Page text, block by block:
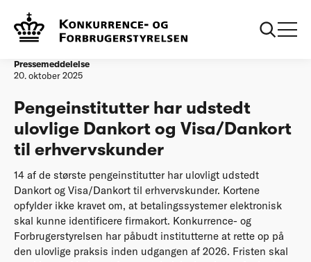
Forside
Visa/Dankort til erhvervskunder
Pressemeddelelse
20. oktober 2025
Pengeinstitutter har udstedt
ulovlige Dankort og Visa/Dankort
til erhvervskunder
14 af de største pengeinstitutter har ulovligt udstedt
Dankort og Visa/Dankort til erhvervskunder. Kortene
opfylder ikke kravet om, at betalingssystemer elektronisk
skal kunne identificere firmakort. Konkurrence- og
Forbrugerstyrelsen har påbudt institutterne at rette op på
den ulovlige praksis inden udgangen af 2026. Fristen skal